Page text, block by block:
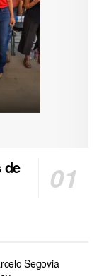
de
Segovia